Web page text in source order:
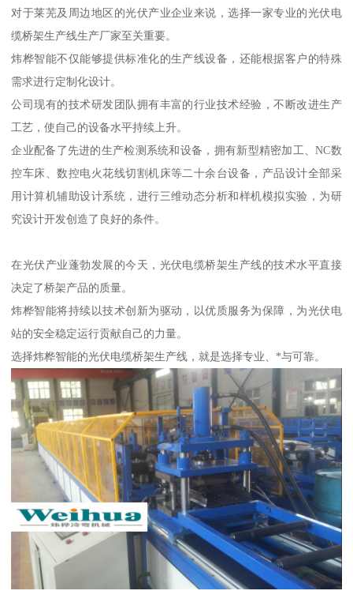
对于莱芜及周边地区的光伏产业企业来说，选择一家专业的光伏电
缆桥架生产线生产厂家至关重要。
炜桦智能不仅能够提供标准化的生产线设备，还能根据客户的特殊
需求进行定制化设计。
公司现有的技术研发团队拥有丰富的行业技术经验，不断改进生产
工艺，使自己的设备水平持续上升。
企业配备了先进的生产检测系统和设备，拥有新型精密加工、NC数
控车床、数控电火花线切割机床等二十余台设备，产品设计全部采
用计算机辅助设计系统，进行三维动态分析和样机模拟实验，为研
究设计开发创造了良好的条件。
在光伏产业蓬勃发展的今天，光伏电缆桥架生产线的技术水平直接
决定了桥架产品的质量。
炜桦智能将持续以技术创新为驱动，以优质服务为保障，为光伏电
站的安全稳定运行贡献自己的力量。
选择炜桦智能的光伏电缆桥架生产线，就是选择专业、*与可靠。